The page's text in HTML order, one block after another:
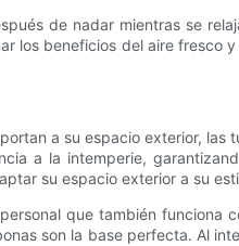
de nadar mientras se
los beneficios del aire fresco
a su espacio exterior, las
a la intemperie,
su espacio exterior a su
que también funciona
son la base perfecta. Al